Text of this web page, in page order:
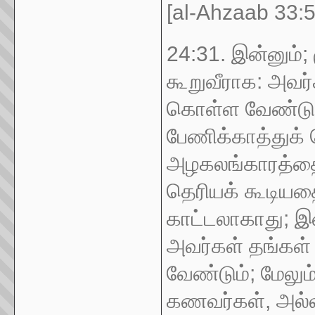
[al-Ahzaab
24:31. இன்னும்;
கூறுவீராக:
கொள்ள
தெரியக்
காட்டலாகாது;
அவர்கள் தங்கள்
வேண்டும்;
கணவர்கள்,